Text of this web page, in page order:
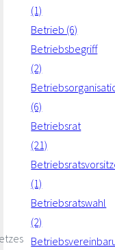
(1)
Betrieb (6)
Betriebsbegriff
(2)
(6)
Betriebsrat
(21)
(1)
Betriebsratswahl
(2)